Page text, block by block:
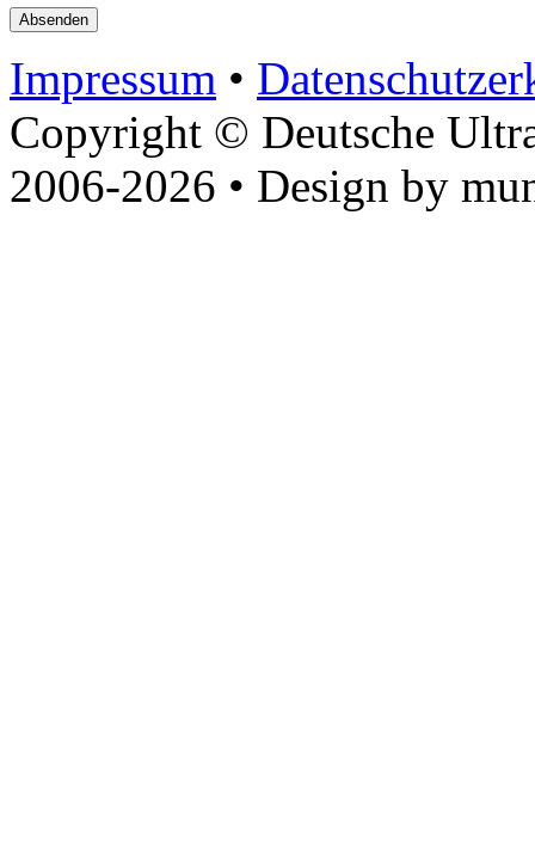
Impressum •
Copyright © Deutsche
2006-2026 • Design by